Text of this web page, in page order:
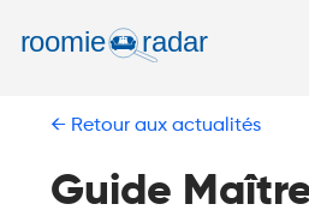
Connexion
S'inscrire
Retour aux actualités
Guide